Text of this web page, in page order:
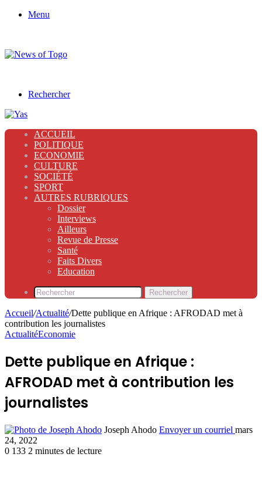
Menu
Rechercher
ACCUEIL
POLITIQUE
ECONOMIE
CULTURE
SOCIÉTÉ
SPORT
AUTRES RUBRIQUES
Dossier
Interviews
Ailleurs
Revue de Presse
Santé
Faits Divers
Education
Rechercher
Accueil/Actualité/Dette publique en Afrique : AFRODAD met à
contribution les journalistes
ActualitéEconomie
Dette publique en Afrique :
AFRODAD met à contribution les
journalistes
Joseph Ahodo Envoyer un courriel mars
24, 2022
0 133 2 minutes de lecture